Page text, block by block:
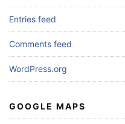
Entries feed
Comments feed
WordPress.org
GOOGLE MAPS